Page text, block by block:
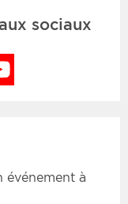
sociaux
événement à